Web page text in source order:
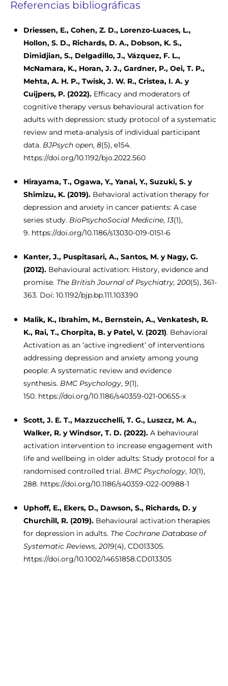
Referencias bibliográficas
Driessen, E., Cohen, Z. D., Lorenzo-Luaces, L.,
Hollon, S. D., Richards, D. A., Dobson, K. S.,
Dimidjian, S., Delgadillo, J., Vázquez, F. L.,
McNamara, K., Horan, J. J., Gardner, P., Oei, T. P.,
Mehta, A. H. P., Twisk, J. W. R., Cristea, I. A. y
Cuijpers, P. (2022). Efficacy and moderators of
cognitive therapy versus behavioural activation for
adults with depression: study protocol of a systematic
review and meta-analysis of individual participant
data. BJPsych open, 8(5), e154.
https://doi.org/10.1192/bjo.2022.560
Hirayama, T., Ogawa, Y., Yanai, Y., Suzuki, S. y
Shimizu, K. (2019). Behavioral activation therapy for
depression and anxiety in cancer patients: A case
series study. BioPsychoSocial Medicine, 13(1),
9. https://doi.org/10.1186/s13030-019-0151-6
Kanter, J., Puspitasari, A., Santos, M. y Nagy, G.
(2012). Behavioural activation: History, evidence and
promise. The British Journal of Psychiatry, 200(5), 361-
363. Doi: 10.1192/bjp.bp.111.103390
Malik, K., Ibrahim, M., Bernstein, A., Venkatesh, R.
K., Rai, T., Chorpita, B. y Patel, V. (2021). Behavioral
Activation as an ‘active ingredient’ of interventions
addressing depression and anxiety among young
people: A systematic review and evidence
synthesis. BMC Psychology, 9(1),
150. https://doi.org/10.1186/s40359-021-00655-x
Scott, J. E. T., Mazzucchelli, T. G., Luszcz, M. A.,
Walker, R. y Windsor, T. D. (2022). A behavioural
activation intervention to increase engagement with
life and wellbeing in older adults: Study protocol for a
randomised controlled trial. BMC Psychology, 10(1),
288. https://doi.org/10.1186/s40359-022-00988-1
Uphoff, E., Ekers, D., Dawson, S., Richards, D. y
Churchill, R. (2019). Behavioural activation therapies
for depression in adults. The Cochrane Database of
Systematic Reviews, 2019(4), CD013305.
https://doi.org/10.1002/14651858.CD013305